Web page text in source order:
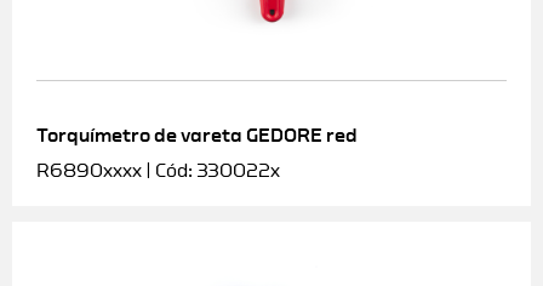
Torquímetro de vareta GEDORE red
R6890xxxx | Cód: 330022x